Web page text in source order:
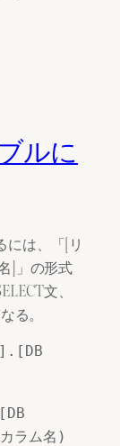
ルに
には、「[リ
]」の形式
文、
る。
].[DB
ラム名)